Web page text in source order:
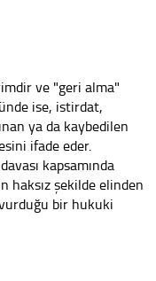
ve "geri alma"
ise, istirdat,
ya da kaybedilen
ifade eder.
kapsamında
haksız şekilde elinden
bir hukuki